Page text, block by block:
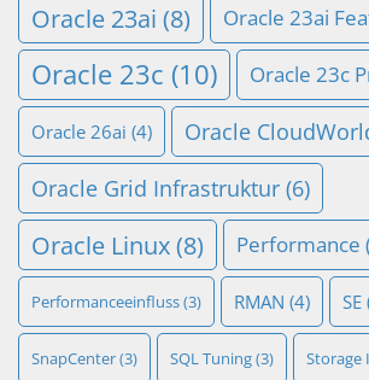
Oracle 23ai (8) Oracle 23ai
Oracle 23c (10) Oracle 23c
Oracle 26ai (4) Oracle
Oracle Grid Infrastruktur (6)
Oracle Linux(8) Performance
Performanceeinfluss(3) RMAN (4) SE
SnapCenter(3) SQL Tuning(3)